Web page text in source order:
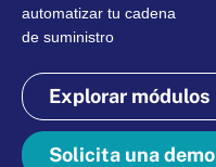
automatizar tu cadena
de suministro
Explorar módulos
Solicita una demo